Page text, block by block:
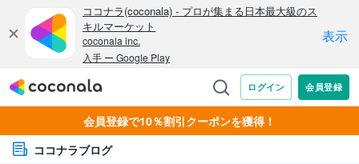
会員登録で10％割引クーポンを獲得！
ココナラブログ